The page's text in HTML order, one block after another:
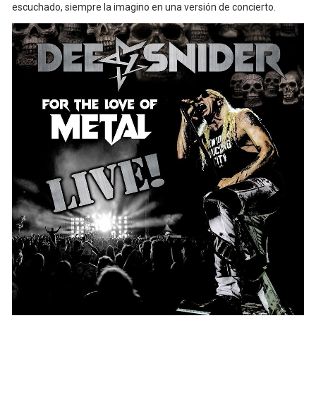
escuchado, siempre la imagino en una versión de concierto.